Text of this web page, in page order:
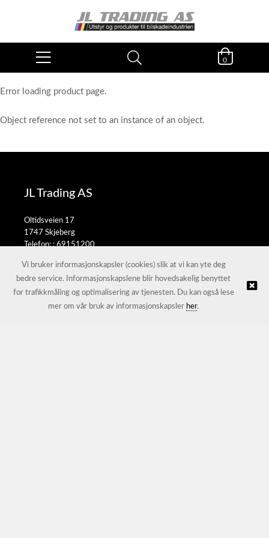
0
Error loading product page.
Object reference not set to an instance of an object.
JL Trading AS
Oltidsveien 17
1747 Skjeberg
Telefon: :69151200
© JL Trading AS |Nettbutikk levert av Kréatif
Vi bruker informasjonskapsler (cookies) slik at vi kan yte deg
bedre service. Informasjonskapslene blir hovedsakelig benyttet
for trafikkmåling og optimalisering av tjenesten. Du kan også lese
mer om vår bruk av informasjonskapsler her.